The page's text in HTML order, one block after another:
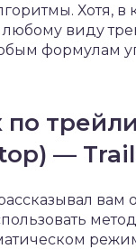
Хотя, в
виду
формулам
по
—
вам